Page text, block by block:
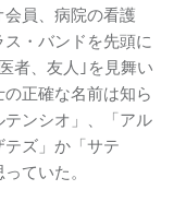
員、病院の看護
・バンドを先頭に
者、友人｣を見舞い
正確な名前は知ら
ンシオ」、「アル
ズ」か「サテ
ていた。